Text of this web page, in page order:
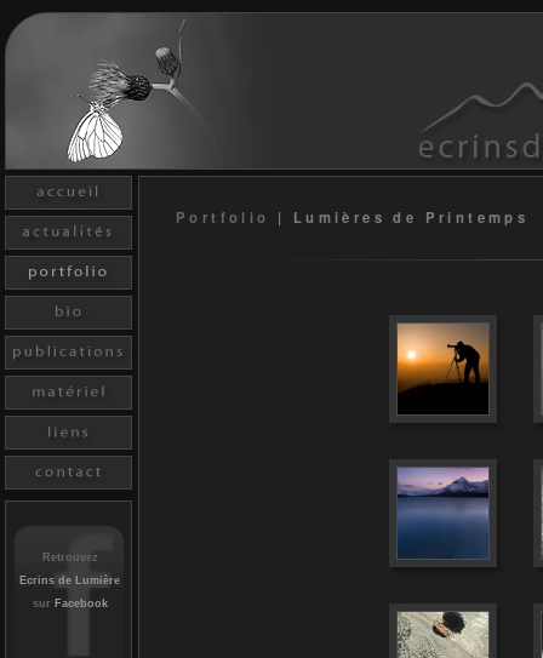
Retrouvez
Ecrins de Lumière
sur Facebook
Portfolio | Lumières de Printemps